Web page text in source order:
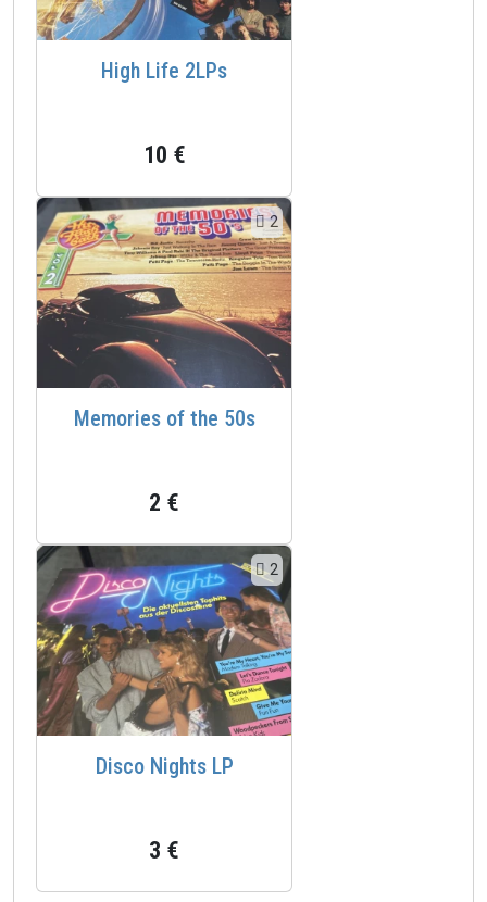
High Life 2LPs
10 €
2
Memories of the 50s
2 €
2
Disco Nights LP
3 €